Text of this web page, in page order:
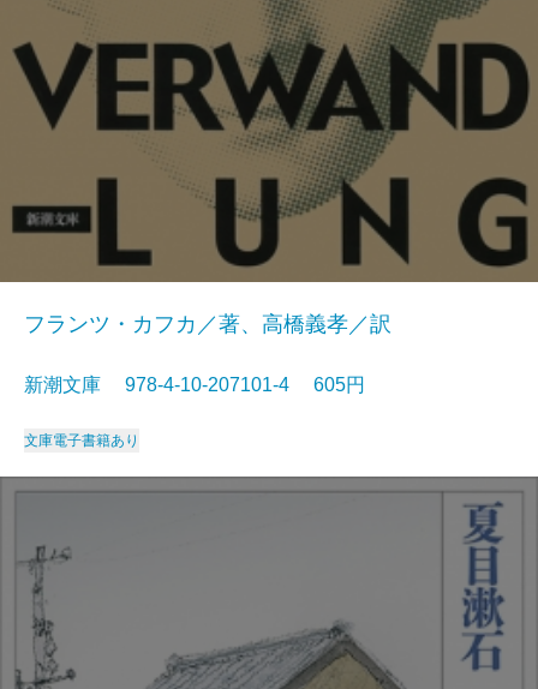
フランツ・カフカ／著、高橋義孝／訳
新潮文庫 978-4-10-207101-4 605円
文庫電子書籍あり